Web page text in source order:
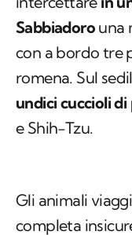
Sabbiadoro una
con a bordo tre
romena. Sul
undici cuccioli
e Shih-Tzu.
Gli animali
completa